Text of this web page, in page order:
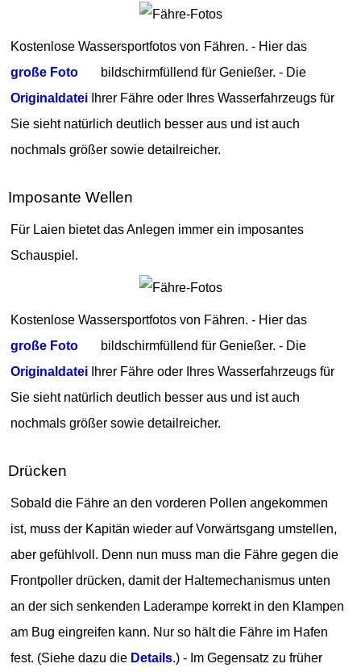
Kostenlose Wassersportfotos von Fähren. - Hier das
große Foto
bildschirmfüllend für Genießer. - Die
Originaldatei Ihrer Fähre oder Ihres Wasserfahrzeugs für
Sie sieht natürlich deutlich besser aus und ist auch
nochmals größer sowie detailreicher.
Imposante Wellen
Für Laien bietet das Anlegen immer ein imposantes
Schauspiel.
Kostenlose Wassersportfotos von Fähren. - Hier das
große Foto
bildschirmfüllend für Genießer. - Die
Originaldatei Ihrer Fähre oder Ihres Wasserfahrzeugs für
Sie sieht natürlich deutlich besser aus und ist auch
nochmals größer sowie detailreicher.
Drücken
Sobald die Fähre an den vorderen Pollen angekommen
ist, muss der Kapitän wieder auf Vorwärtsgang umstellen,
aber gefühlvoll. Denn nun muss man die Fähre gegen die
Frontpoller drücken, damit der Haltemechanismus unten
an der sich senkenden Laderampe korrekt in den Klampen
am Bug eingreifen kann. Nur so hält die Fähre im Hafen
fest. (Siehe dazu die Details.) - Im Gegensatz zu früher